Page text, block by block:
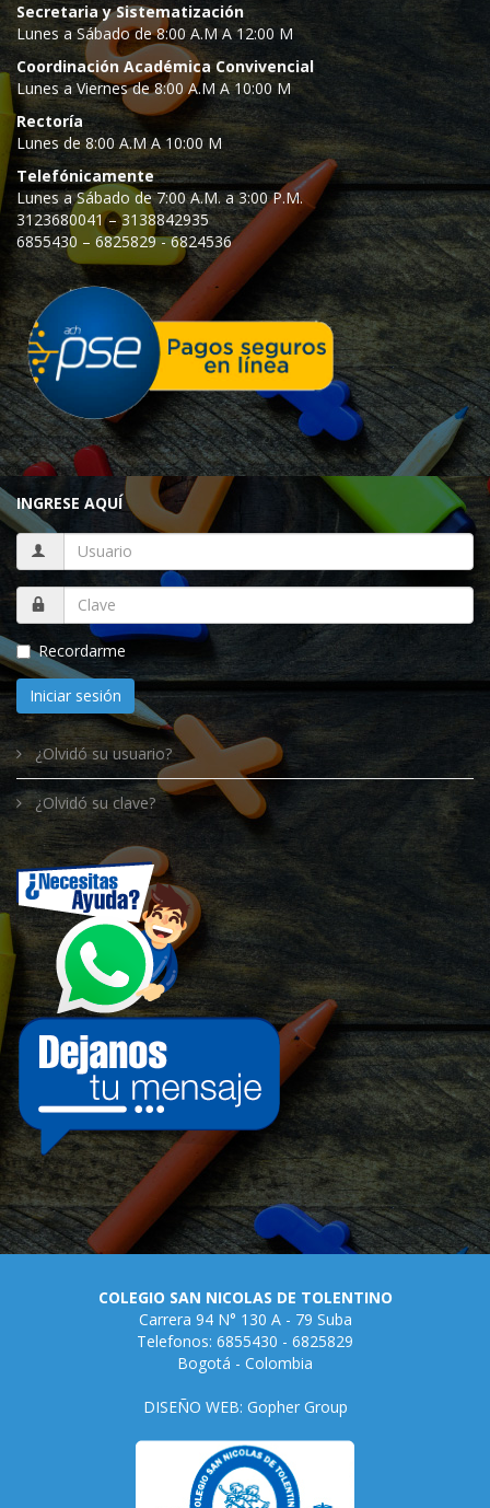
Secretaria y Sistematización
Lunes a Sábado de 8:00 A.M A 12:00 M
Coordinación Académica Convivencial
Lunes a Viernes de 8:00 A.M A 10:00 M
Rectoría
Lunes de 8:00 A.M A 10:00 M
Telefónicamente
Lunes a Sábado de 7:00 A.M. a 3:00 P.M.
3123680041 – 3138842935
6855430 – 6825829 - 6824536
INGRESE AQUÍ
Recordarme
Iniciar sesión
¿Olvidó su usuario?
¿Olvidó su clave?
COLEGIO SAN NICOLAS DE TOLENTINO
Carrera 94 N° 130 A - 79 Suba
Telefonos: 6855430 - 6825829
Bogotá - Colombia
DISEÑO WEB: Gopher Group